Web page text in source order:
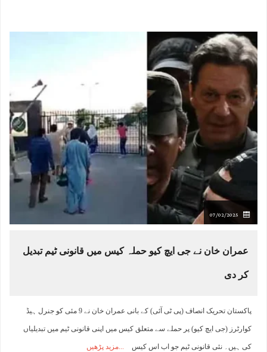
07/02/2025
عمران خان نے جی ایچ کیو حملہ کیس میں قانونی ٹیم تبدیل
کر دی
پاکستان تحریک انصاف (پی ٹی آئی) کے بانی عمران خان نے 9 مئی کو جنرل ہیڈ
کوارٹرز (جی ایچ کیو) پر حملے سے متعلق کیس میں اپنی قانونی ٹیم میں تبدیلیاں
کی ہیں۔ نئی قانونی ٹیم جو اب اس کیس مزید پڑھیں